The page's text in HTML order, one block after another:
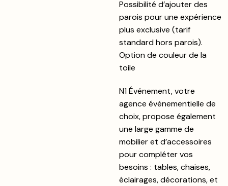
Possibilité d’ajouter des
parois pour une expérience
plus exclusive (tarif
standard hors parois).
Option de couleur de la
toile
N1 Événement, votre
agence événementielle de
choix, propose également
une large gamme de
mobilier et d’accessoires
pour compléter vos
besoins : tables, chaises,
éclairages, décorations, et